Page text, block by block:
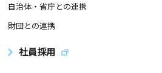
自治体・省庁との連携
財団との連携
社員採用